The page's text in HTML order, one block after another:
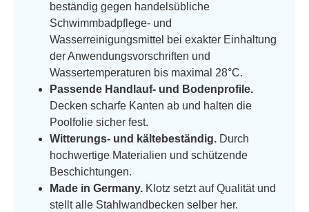
beständig gegen handelsübliche
Schwimmbadpflege- und
Wasserreinigungsmittel bei exakter Einhaltung
der Anwendungsvorschriften und
Wassertemperaturen bis maximal 28°C.
Passende Handlauf- und Bodenprofile.
Decken scharfe Kanten ab und halten die
Poolfolie sicher fest.
Witterungs- und kältebeständig. Durch
hochwertige Materialien und schützende
Beschichtungen.
Made in Germany. Klotz setzt auf Qualität und
stellt alle Stahlwandbecken selber her.